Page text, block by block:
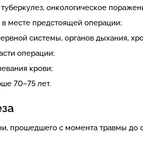
онкологическое
месте предстоящей операции;
системы, органов дыхания,
операции;
крови;
70–75 лет.
прошедшего с момента травмы до